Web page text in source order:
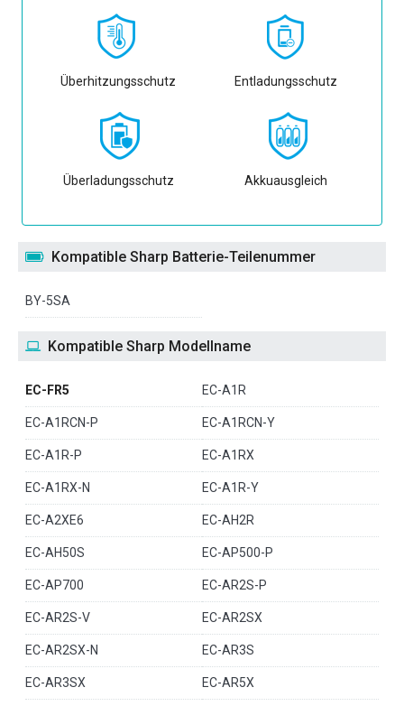
Überhitzungsschutz Entladungsschutz
Überladungsschutz Akkuausgleich
Kompatible Sharp Batterie-Teilenummer
BY-5SA
Kompatible Sharp Modellname
EC-FR5 EC-A1R
EC-A1RCN-P EC-A1RCN-Y
EC-A1R-P EC-A1RX
EC-A1RX-N EC-A1R-Y
EC-A2XE6 EC-AH2R
EC-AH50S EC-AP500-P
EC-AP700 EC-AR2S-P
EC-AR2S-V EC-AR2SX
EC-AR2SX-N EC-AR3S
EC-AR3SX EC-AR5X